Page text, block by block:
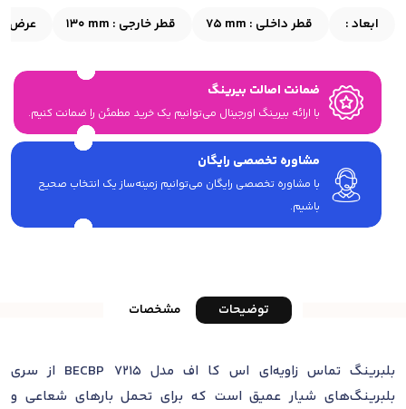
ابعاد : قطر داخلی : 75 mm قطر خارجی : 130 mm عرض :
ضمانت اصالت بیرینگ
با ارائه بیرینگ اورجینال می‎‌توانیم یک خرید مطمئن را ضمانت کنیم.
مشاوره تخصصی رایگان
با مشاوره تخصصی رایگان می‌توانیم زمینه‌ساز یک انتخاب صحیح
باشیم.
توضیحات مشخصات
بلبرینگ تماس زاویه‌ای اس کا اف مدل 7215 BECBP از سری
بلبرینگ‌های شیار عمیق است که برای تحمل بارهای شعاعی و